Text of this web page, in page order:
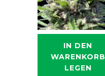
können
auf
der
Produktseite
gewählt
werden
IN DEN
WARENKORB
LEGEN